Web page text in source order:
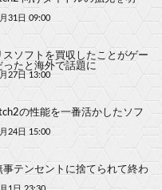
31日 09:00
スソフトを買収したことがゲー
たと海外で話題に
27日 13:00
の性能を一番活かしたソフ
24日 15:00
事テンセントに捨てられて終わ